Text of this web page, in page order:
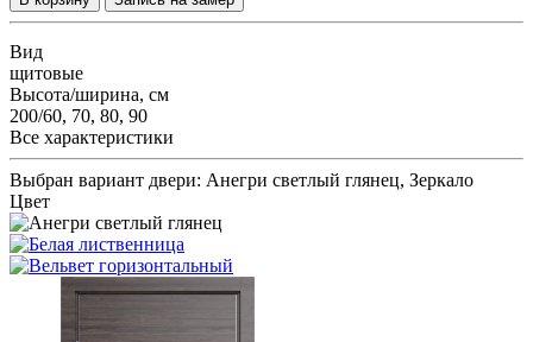
Вид
щитовые
Высота/ширина, см
200/60, 70, 80, 90
Все характеристики
Выбран вариант двери: Анегри светлый глянец, Зеркало
Цвет